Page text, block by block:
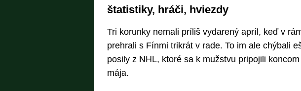
štatistiky, hráči, hviezdy
Tri korunky nemali príliš vydarený apríl, keď v
prehrali s Fínmi trikrát v rade. To im ale chýbali
posily z NHL, ktoré sa k mužstvu pripojili
mája.